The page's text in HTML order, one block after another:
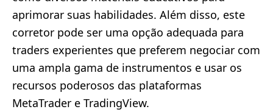
aprimorar suas habilidades. Além disso, este
corretor pode ser uma opção adequada para
traders experientes que preferem negociar com
uma ampla gama de instrumentos e usar os
recursos poderosos das plataformas
MetaTrader e TradingView.